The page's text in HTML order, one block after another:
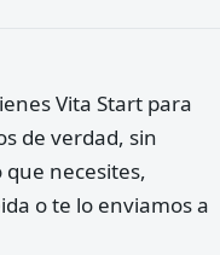
Vita Start para
de verdad, sin
necesites,
o te lo enviamos a